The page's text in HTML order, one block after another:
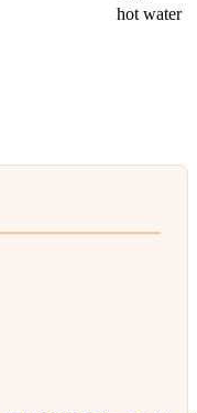
hot water